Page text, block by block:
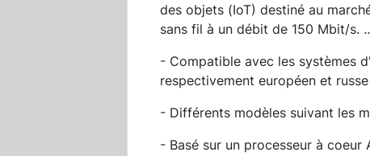
des objets (IoT) destiné au
sans fil à un débit de 150 Mbit/s.
- Compatible avec les systèmes
respectivement européen et russe
- Différents modèles suivant les
- Basé sur un processeur à coeur